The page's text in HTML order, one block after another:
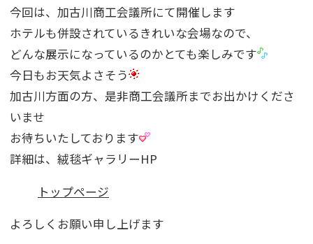
今回は、加古川商工会議所にて開催します
ホテルも併設されているきれいな会場なので、
どんな展示になっているのかとても楽しみです
今日もお天気よさそう
加古川方面の方、是非商工会議所までお出かけくださ
いませ
お待ちいたしております
詳細は、絨毯ギャラリーHP
トップページ
よろしくお願い申し上げます